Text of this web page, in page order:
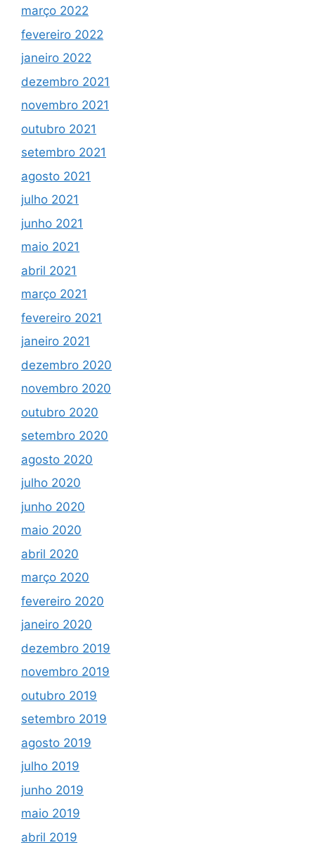
março 2022
fevereiro 2022
janeiro 2022
dezembro 2021
novembro 2021
outubro 2021
setembro 2021
agosto 2021
julho 2021
junho 2021
maio 2021
abril 2021
março 2021
fevereiro 2021
janeiro 2021
dezembro 2020
novembro 2020
outubro 2020
setembro 2020
agosto 2020
julho 2020
junho 2020
maio 2020
abril 2020
março 2020
fevereiro 2020
janeiro 2020
dezembro 2019
novembro 2019
outubro 2019
setembro 2019
agosto 2019
julho 2019
junho 2019
maio 2019
abril 2019